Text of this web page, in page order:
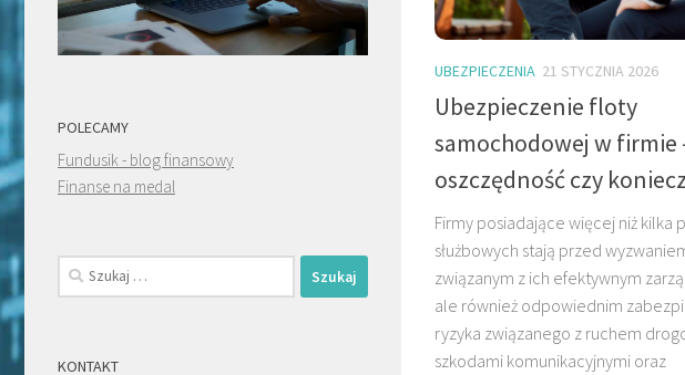
UBEZPIECZENIA 21 STYCZNIA 2026
Ubezpieczenie floty
samochodowej w firmie
oszczędność czy
Firmy posiadające więcej niż kilka
służbowych stają przed
związanym z ich efektywnym
ale również odpowiednim
ryzyka związanego z ruchem
szkodami komunikacyjnymi oraz
POLECAMY
Fundusik - blog finansowy
Finanse na medal
Szukaj:
KONTAKT